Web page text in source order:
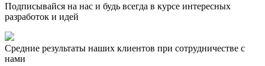
Подписывайся на нас и будь всегда в курсе интересных
разработок и идей
Средние результаты наших клиентов при сотрудничестве с
нами